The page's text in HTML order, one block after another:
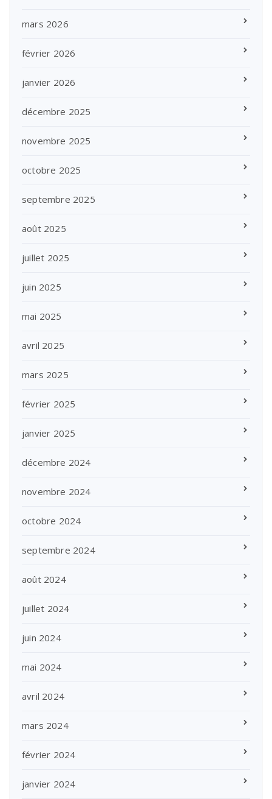
mars 2026
février 2026
janvier 2026
décembre 2025
novembre 2025
octobre 2025
septembre 2025
août 2025
juillet 2025
juin 2025
mai 2025
avril 2025
mars 2025
février 2025
janvier 2025
décembre 2024
novembre 2024
octobre 2024
septembre 2024
août 2024
juillet 2024
juin 2024
mai 2024
avril 2024
mars 2024
février 2024
janvier 2024